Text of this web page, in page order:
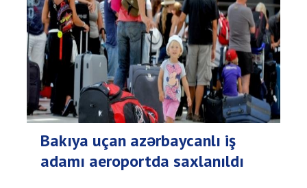
Bakıya uçan azərbaycanlı iş
adamı aeroportda saxlanıldı